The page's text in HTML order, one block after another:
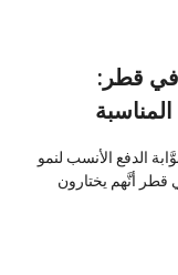
في قطر:
الدفع الأنسب لنمو
قطر أنَّهم يختارون